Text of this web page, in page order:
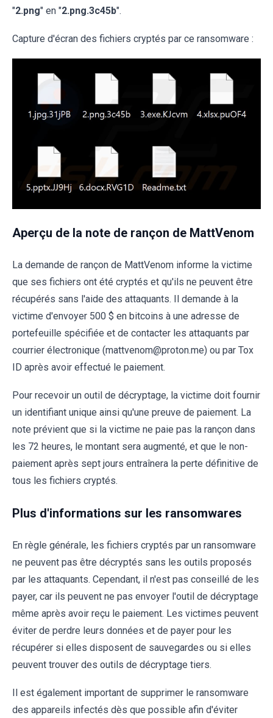
"2.png" en "2.png.3c45b".
Capture d'écran des fichiers cryptés par ce ransomware :
Aperçu de la note de rançon de MattVenom
La demande de rançon de MattVenom informe la victime
que ses fichiers ont été cryptés et qu'ils ne peuvent être
récupérés sans l'aide des attaquants. Il demande à la
victime d'envoyer 500 $ en bitcoins à une adresse de
portefeuille spécifiée et de contacter les attaquants par
courrier électronique (mattvenom@proton.me) ou par Tox
ID après avoir effectué le paiement.
Pour recevoir un outil de décryptage, la victime doit fournir
un identifiant unique ainsi qu'une preuve de paiement. La
note prévient que si la victime ne paie pas la rançon dans
les 72 heures, le montant sera augmenté, et que le non-
paiement après sept jours entraînera la perte définitive de
tous les fichiers cryptés.
Plus d'informations sur les ransomwares
En règle générale, les fichiers cryptés par un ransomware
ne peuvent pas être décryptés sans les outils proposés
par les attaquants. Cependant, il n'est pas conseillé de les
payer, car ils peuvent ne pas envoyer l'outil de décryptage
même après avoir reçu le paiement. Les victimes peuvent
éviter de perdre leurs données et de payer pour les
récupérer si elles disposent de sauvegardes ou si elles
peuvent trouver des outils de décryptage tiers.
Il est également important de supprimer le ransomware
des appareils infectés dès que possible afin d'éviter